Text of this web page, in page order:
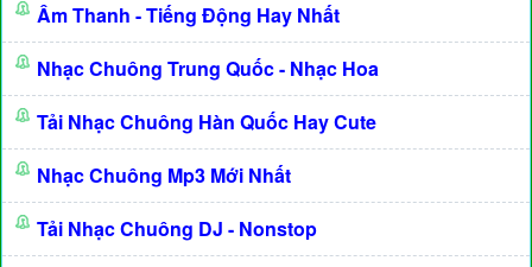
Âm Thanh - Tiếng Động Hay Nhất
Nhạc Chuông Trung Quốc - Nhạc Hoa
Tải Nhạc Chuông Hàn Quốc Hay Cute
Nhạc Chuông Mp3 Mới Nhất
Tải Nhạc Chuông DJ - Nonstop